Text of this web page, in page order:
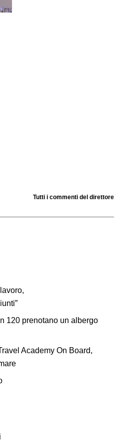
Tutti i commenti del direttore
120 prenotano un albergo
Academy On Board,